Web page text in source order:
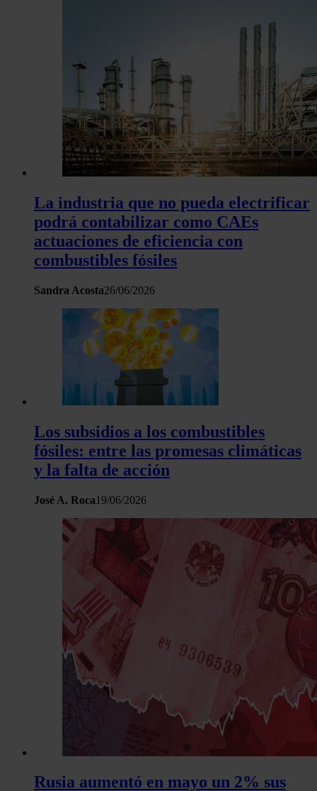
La industria que no pueda electrificar
podrá contabilizar como CAEs
actuaciones de eficiencia con
combustibles fósiles
Sandra Acosta26/06/2026
Los subsidios a los combustibles
fósiles: entre las promesas climáticas
y la falta de acción
José A. Roca19/06/2026
Rusia aumentó en mayo un 2% sus